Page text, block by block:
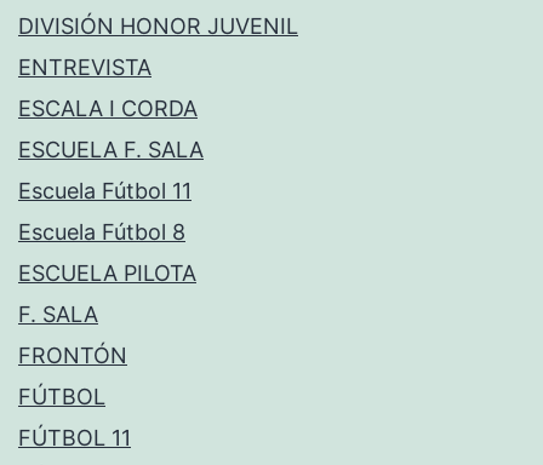
DIVISIÓN HONOR JUVENIL
ENTREVISTA
ESCALA I CORDA
ESCUELA F. SALA
Escuela Fútbol 11
Escuela Fútbol 8
ESCUELA PILOTA
F. SALA
FRONTÓN
FÚTBOL
FÚTBOL 11